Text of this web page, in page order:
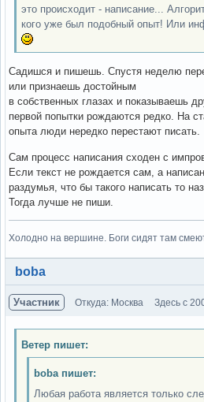
это происходит - написание...
кого уже был подобный опыт! Или
Садишся и пишешь. Спустя неделю
или признаешь достойным
в собственных глазах и показываешь
первой попытки рождаются редко. На
опыта люди нередко перестают писать.
Сам процесс написания сходен с
Если текст не рождается сам, а
раздумья, что бы такого написать то
Тогда лучше не пиши.
Холодно на вершине. Боги сидят там
Вне форума
boba
Участник Откуда: Москва Здесь с
Ветер пишет:
boba пишет:
Любая работа является только